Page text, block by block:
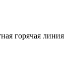
горячая линия